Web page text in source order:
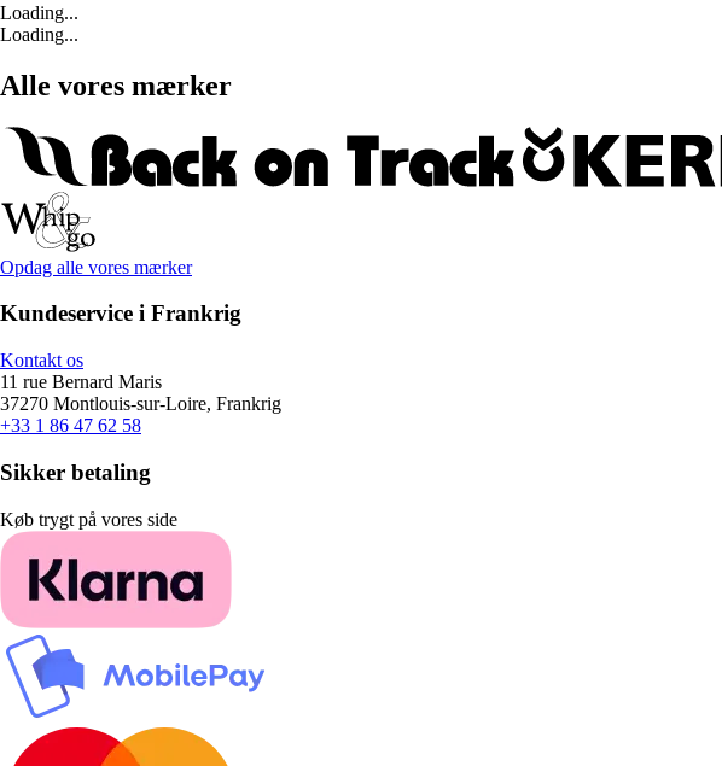
Loading...
Loading...
Alle vores mærker
Opdag alle vores mærker
Kundeservice i Frankrig
Kontakt os
11 rue Bernard Maris
37270 Montlouis-sur-Loire, Frankrig
+33 1 86 47 62 58
Sikker betaling
Køb trygt på vores side